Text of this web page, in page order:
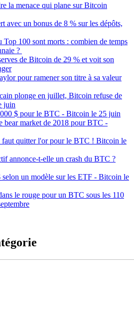
la menace qui plane sur Bitcoin
avec un bonus de 8 % sur les dépôts,
Top 100 sont morts : combien de temps
?
de Bitcoin de 29 % et voit son
pour ramener son titre à sa valeur
plonge en juillet, Bitcoin refuse de
juin
$ pour le BTC - Bitcoin le 25 juin
bear market de 2018 pour BTC -
faut quitter l'or pour le BTC ! Bitcoin le
annonce-t-elle un crash du BTC ?
un modèle sur les ETF - Bitcoin le
le rouge pour un BTC sous les 110